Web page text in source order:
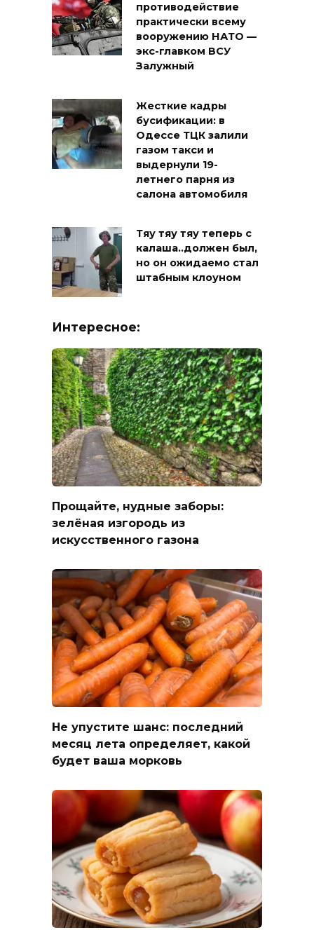
противодействие
практически всему
вооружению НАТО —
экс-главком ВСУ
Залужный
Жесткие кадры
бусификации: в
Одессе ТЦК залили
газом такси и
выдернули 19-
летнего парня из
салона автомобиля
Тяу тяу тяу теперь с
калаша..должен был,
но он ожидаемо стал
штабным клоуном
Интересное:
Прощайте, нудные заборы:
зелёная изгородь из
искусственного газона
Не упустите шанс: последний
месяц лета определяет, какой
будет ваша морковь